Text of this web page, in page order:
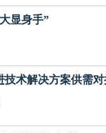
显身手”
技术解决方案供需